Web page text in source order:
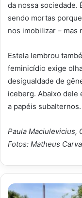
da nossa sociedade.
sendo mortas
nos imobilizar – mas
Estela lembrou
feminicídio exige
desigualdade de
iceberg. Abaixo dele
a papéis
Paula Maciulevicius,
Fotos: Matheus